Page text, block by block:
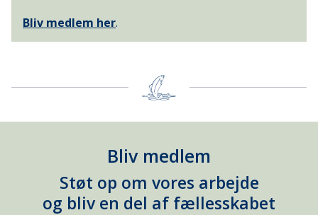
Bliv medlem her.
Bliv medlem
Støt op om vores arbejde
og bliv en del af fællesskabet